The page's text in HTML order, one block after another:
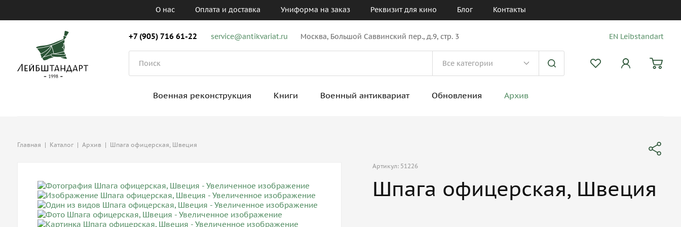
О нас Оплата и доставка Униформа на заказ Реквизит для кино Блог Контакты
+7 (905) 716 61-22 service@antikvariat.ru Москва, Большой Саввинский пер., д.9, стр. 3 EN Leibstandart
Военная реконструкция Книги Военный антиквариат Обновления Архив
Главная | Каталог | Архив | Шпага офицерская, Швеция
Артикул: 51226
Шпага офицерская, Швеция